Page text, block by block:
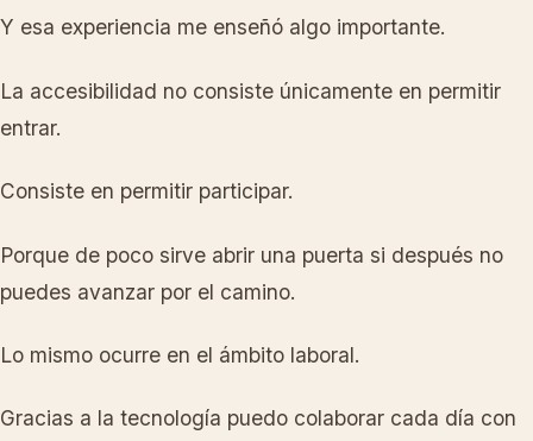
Y esa experiencia me enseñó algo importante.
La accesibilidad no consiste únicamente en permitir
entrar.
Consiste en permitir participar.
Porque de poco sirve abrir una puerta si después no
puedes avanzar por el camino.
Lo mismo ocurre en el ámbito laboral.
Gracias a la tecnología puedo colaborar cada día con